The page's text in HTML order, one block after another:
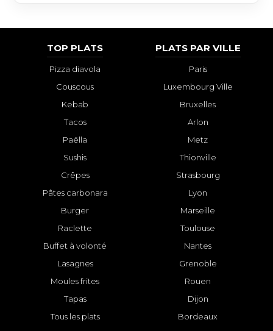
TOP PLATS
Pizza diavola
Couscous
Kebab
Tacos
Paëlla
Sushis
Crêpes
Pâtes carbonara
Burger
Raclette
Buffet à volonté
Lasagnes
Moules frites
Tapas
Tous les plats
PLATS PAR VILLE
Paris
Luxembourg Ville
Bruxelles
Arlon
Metz
Thionville
Strasbourg
Lyon
Marseille
Toulouse
Nantes
Grenoble
Rouen
Dijon
Bordeaux